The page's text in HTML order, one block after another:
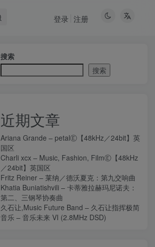
登录 注册
搜索
搜索
近期文章
Ariana Grande – petalⒺ【48kHz／24bit】英
国区
Charli xcx – Music, Fashion, FilmⒺ【48kHz
／24bit】英国区
Fritz Reiner – 莱纳／德沃夏克：第九交响曲
Khatia Buniatishvili – 卡蒂雅拉赫玛尼诺夫：
第二、三钢琴协奏曲
久石让,Music Future Band – 久石让指挥极简
音乐 – 音乐未来 VI (2.8MHz DSD)